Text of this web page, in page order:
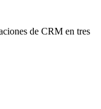
de CRM en tres